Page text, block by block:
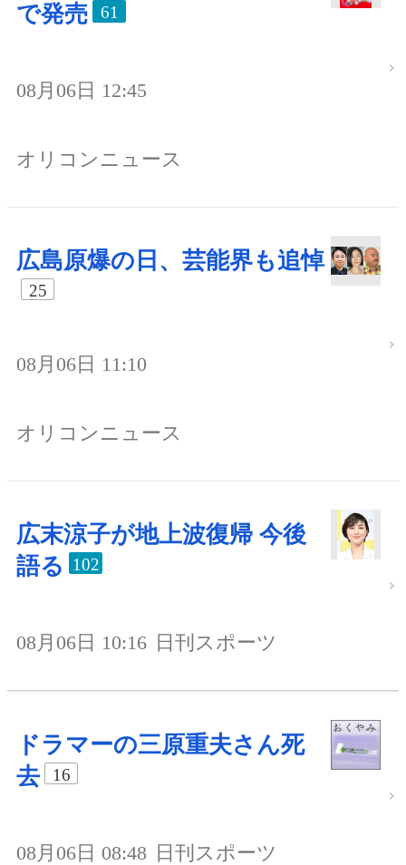
で発売
61
08月06日 12:45
オリコンニュース
広島原爆の日、芸能界も追悼
25
08月06日 11:10
オリコンニュース
広末涼子が地上波復帰 今後
語る
102
08月06日 10:16 日刊スポーツ
ドラマーの三原重夫さん死
去
16
08月06日 08:48 日刊スポーツ